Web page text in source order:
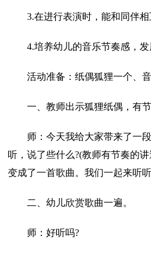
3.在进行表演时，能和同伴相
4.培养幼儿的音乐节奏感，发
活动准备：纸偶狐狸一个、音
一、教师出示狐狸纸偶，有节
师：今天我给大家带来了一段
听，说了些什么?(教师有节奏的
变成了一首歌曲。我们一起来听
二、幼儿欣赏歌曲一遍。
师：好听吗?